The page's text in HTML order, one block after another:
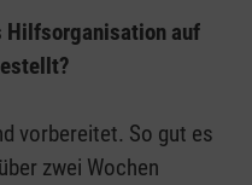
Hilfsorganisation auf
vorbereitet. So gut es
zwei Wochen